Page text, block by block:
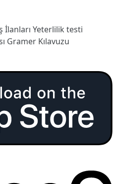
İlanları Yeterlilik testi
Gramer Kılavuzu